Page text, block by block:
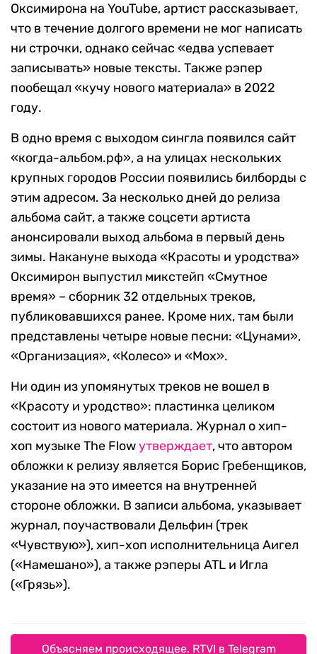
Оксимирона на YouTube, артист рассказывает,
что в течение долгого времени не мог написать
ни строчки, однако сейчас «едва успевает
записывать» новые тексты. Также рэпер
пообещал «кучу нового материала» в 2022
году.
В одно время с выходом сингла появился сайт
«когда-альбом.рф», а на улицах нескольких
крупных городов России появились билборды с
этим адресом. За несколько дней до релиза
альбома сайт, а также соцсети артиста
анонсировали выход альбома в первый день
зимы. Накануне выхода «Красоты и уродства»
Оксимирон выпустил микстейп «Смутное
время» – сборник 32 отдельных треков,
публиковавшихся ранее. Кроме них, там были
представлены четыре новые песни: «Цунами»,
«Организация», «Колесо» и «Мох».
Ни один из упомянутых треков не вошел в
«Красоту и уродство»: пластинка целиком
состоит из нового материала. Журнал о хип-
хоп музыке The Flowутверждает, что автором
обложки к релизу является Борис Гребенщиков,
указание на это имеется на внутренней
стороне обложки. В записи альбома, указывает
журнал, поучаствовали Дельфин (трек
«Чувствую»), хип-хоп исполнительница Аигел
(«Намешано»), а также рэперы ATL и Игла
(«Грязь»).
Объясняем происходящее. RTVI в Telegram